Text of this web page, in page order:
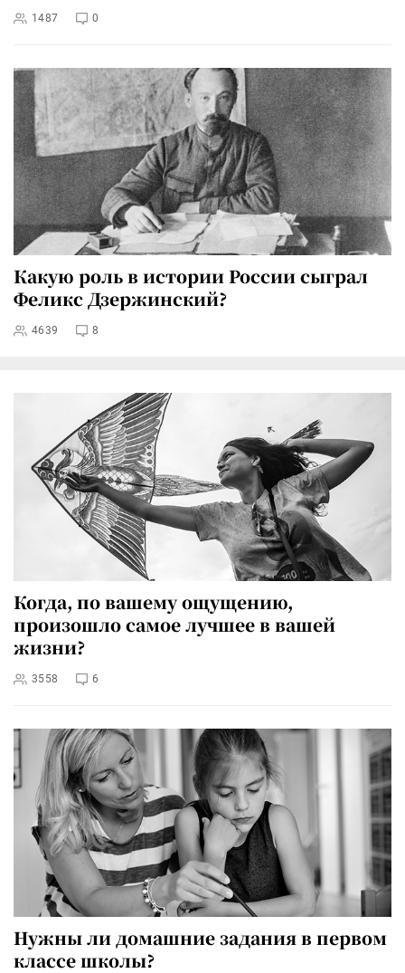
1487 0
Какую роль в истории России сыграл
Феликс Дзержинский?
4639 8
Когда, по вашему ощущению,
произошло самое лучшее в вашей
жизни?
3558 6
Нужны ли домашние задания в первом
классе школы?